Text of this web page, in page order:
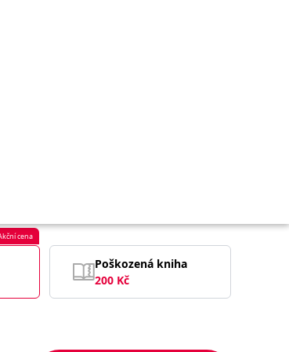
cena
Poškozená kniha
200 Kč
cookie správně používat.